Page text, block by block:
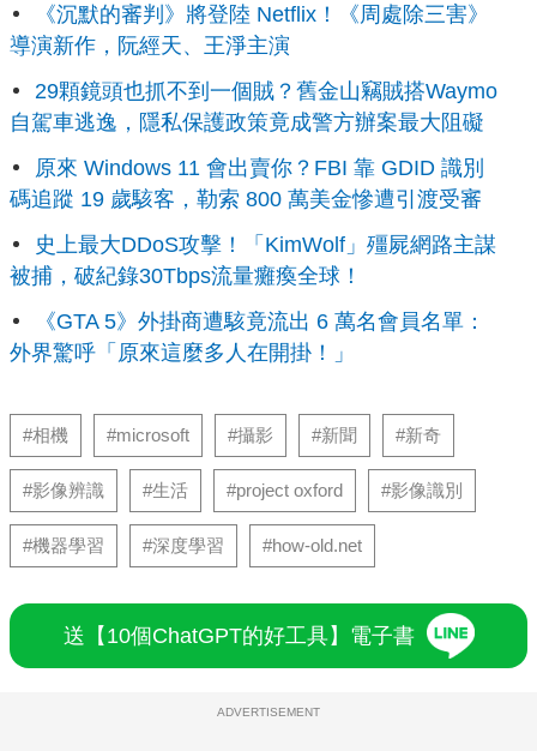
《沉默的審判》將登陸 Netflix！《周處除三害》
導演新作，阮經天、王淨主演
29顆鏡頭也抓不到一個賊？舊金山竊賊搭Waymo
自駕車逃逸，隱私保護政策竟成警方辦案最大阻礙
原來 Windows 11 會出賣你？FBI 靠 GDID 識別
碼追蹤 19 歲駭客，勒索 800 萬美金慘遭引渡受審
史上最大DDoS攻擊！「KimWolf」殭屍網路主謀
被捕，破紀錄30Tbps流量癱瘓全球！
《GTA 5》外掛商遭駭竟流出 6 萬名會員名單：
外界驚呼「原來這麼多人在開掛！」
#相機 #microsoft #攝影 #新聞 #新奇
#影像辨識 #生活 #project oxford #影像識別
#機器學習 #深度學習 #how-old.net
送【10個ChatGPT的好工具】電子書
ADVERTISEMENT